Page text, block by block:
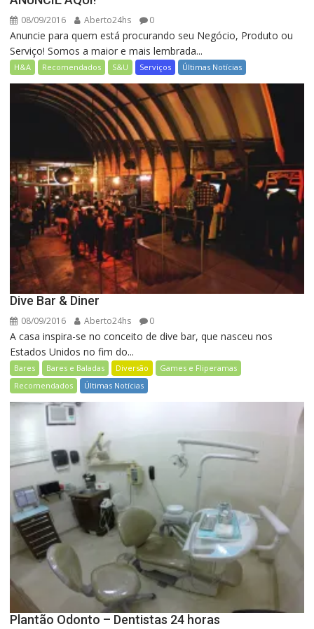
08/09/2016 Aberto24hs 0
Anuncie para quem está procurando seu Negócio, Produto ou
Serviço! Somos a maior e mais lembrada...
H&A Recomendados S&U Serviços Últimas Notícias
Dive Bar & Diner
08/09/2016 Aberto24hs 0
A casa inspira-se no conceito de dive bar, que nasceu nos
Estados Unidos no fim do...
Bares Bares e Baladas Diversão
Games e Fliperamas
Recomendados
Últimas Notícias
Plantão Odonto – Dentistas 24 horas